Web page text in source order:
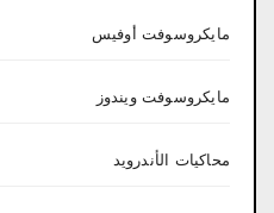
مايكروسوفت أوفيس
مايكروسوفت ويندوز
محاكيات الأندرويد